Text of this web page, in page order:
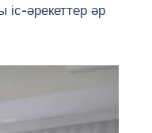
әрекеттер әр